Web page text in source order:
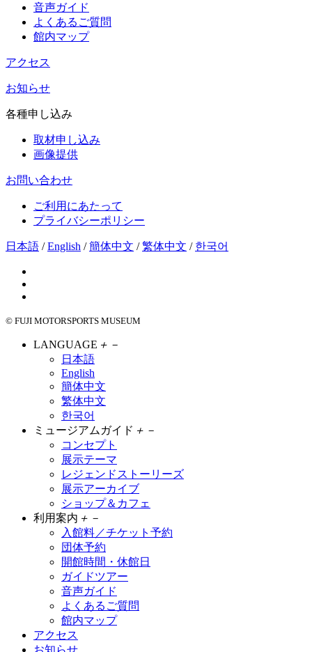
音声ガイド
よくあるご質問
館内マップ
アクセス
お知らせ
各種申し込み
取材申し込み
画像提供
お問い合わせ
ご利用にあたって
プライバシーポリシー
日本語 /English /簡体中文 /繁体中文 / 한국어
© FUJI MOTORSPORTS MUSEUM
LANGUAGE ＋ －
日本語
English
簡体中文
繁体中文
한국어
ミュージアムガイド ＋ －
コンセプト
展示テーマ
レジェンドストーリーズ
展示アーカイブ
ショップ＆カフェ
利用案内 ＋ －
入館料／チケット予約
団体予約
開館時間・休館日
ガイドツアー
音声ガイド
よくあるご質問
館内マップ
アクセス